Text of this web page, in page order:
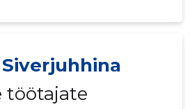
töötajate